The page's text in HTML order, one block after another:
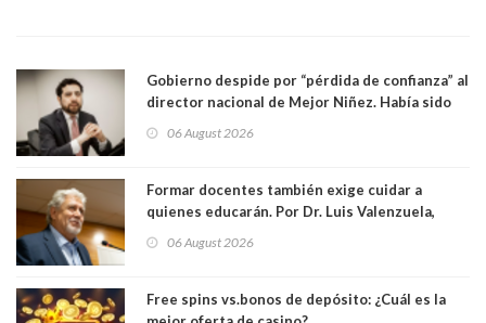
Gobierno despide por “pérdida de confianza” al
director nacional de Mejor Niñez. Había sido
06 August 2026
Formar docentes también exige cuidar a
quienes educarán. Por Dr. Luis Valenzuela,
Académicos U. Católica Silva Henríquez
06 August 2026
Free spins vs.bonos de depósito: ¿Cuál es la